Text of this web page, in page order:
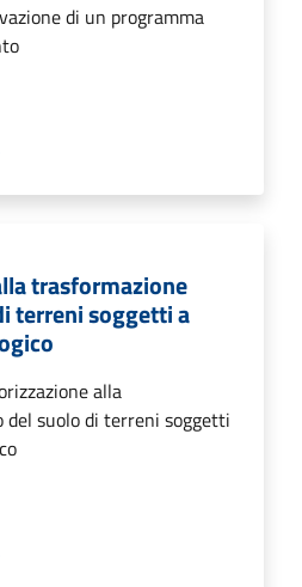
di un programma
trasformazione
terreni soggetti a
alla
del suolo di terreni soggetti